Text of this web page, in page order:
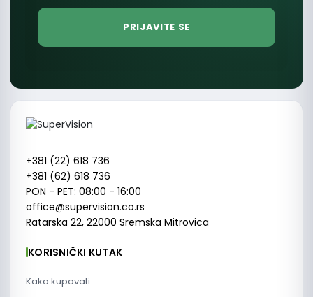
+381 (22) 618 736
+381 (62) 618 736
PON - PET: 08:00 - 16:00
office@supervision.co.rs
Ratarska 22, 22000 Sremska Mitrovica
KORISNIČKI KUTAK
Kako kupovati